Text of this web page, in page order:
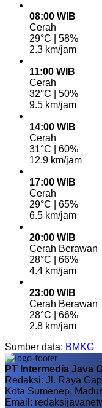
08:00 WIB
Cerah
29°C | 58%
2.3 km/jam
11:00 WIB
Cerah
32°C | 50%
9.5 km/jam
14:00 WIB
Cerah
31°C | 60%
12.9 km/jam
17:00 WIB
Cerah
29°C | 65%
6.5 km/jam
20:00 WIB
Cerah Berawan
28°C | 66%
4.4 km/jam
23:00 WIB
Cerah Berawan
28°C | 66%
2.8 km/jam
Sumber data: BMKG
PT Intermedia Java
Redaksi: Jl. Raya
Kota Sumenep,
Email: